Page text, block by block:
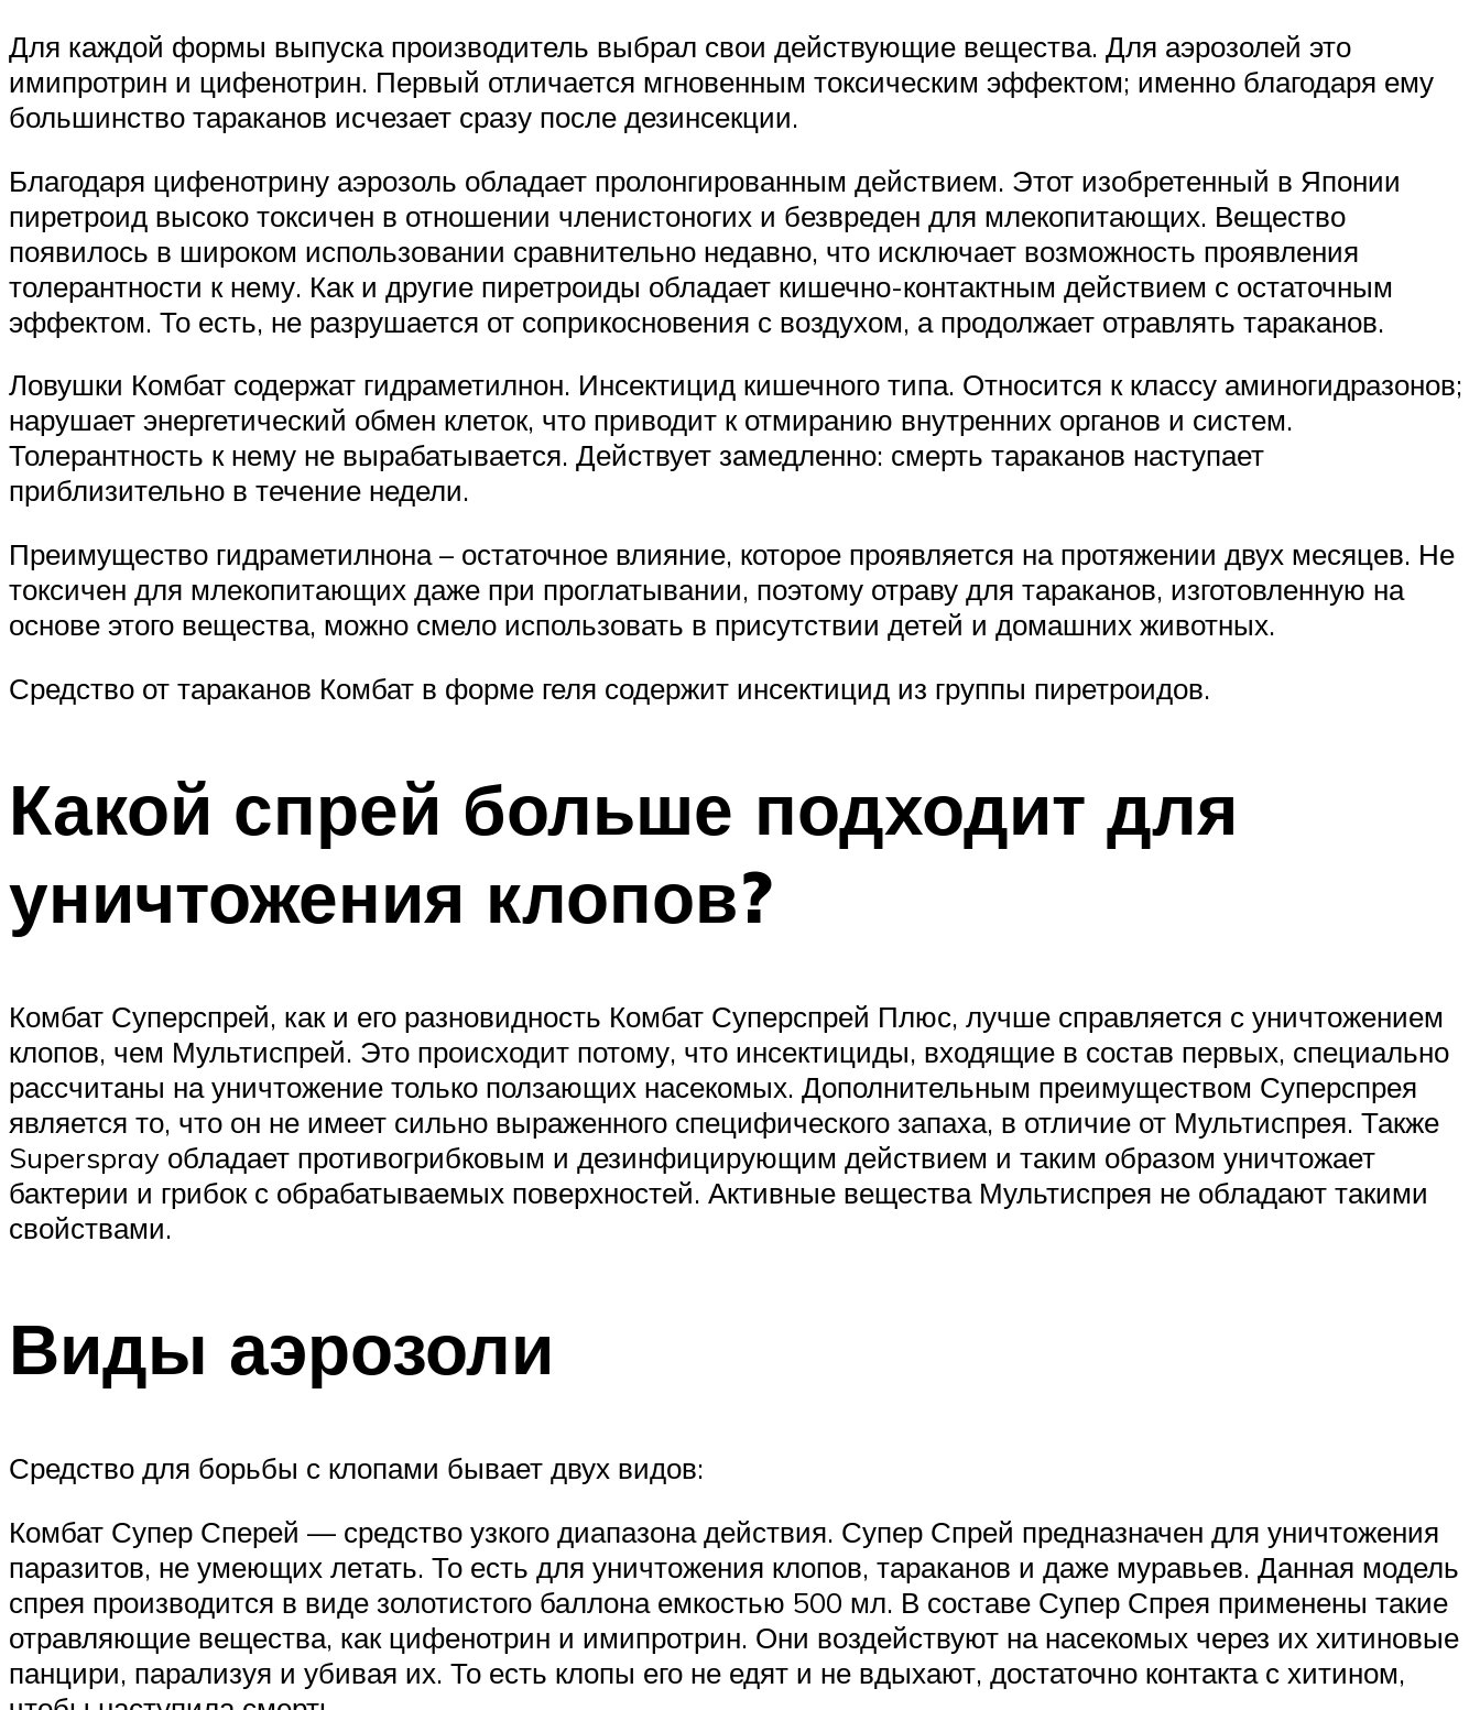
Для каждой формы выпуска производитель выбрал свои действующие вещества. Для аэрозолей это
имипротрин и цифенотрин. Первый отличается мгновенным токсическим эффектом; именно благодаря ему
большинство тараканов исчезает сразу после дезинсекции.
Благодаря цифенотрину аэрозоль обладает пролонгированным действием. Этот изобретенный в Японии
пиретроид высоко токсичен в отношении членистоногих и безвреден для млекопитающих. Вещество
появилось в широком использовании сравнительно недавно, что исключает возможность проявления
толерантности к нему. Как и другие пиретроиды обладает кишечно-контактным действием с остаточным
эффектом. То есть, не разрушается от соприкосновения с воздухом, а продолжает отравлять тараканов.
Ловушки Комбат содержат гидраметилнон. Инсектицид кишечного типа. Относится к классу аминогидразонов;
нарушает энергетический обмен клеток, что приводит к отмиранию внутренних органов и систем.
Толерантность к нему не вырабатывается. Действует замедленно: смерть тараканов наступает
приблизительно в течение недели.
Преимущество гидраметилнона – остаточное влияние, которое проявляется на протяжении двух месяцев. Не
токсичен для млекопитающих даже при проглатывании, поэтому отраву для тараканов, изготовленную на
основе этого вещества, можно смело использовать в присутствии детей и домашних животных.
Средство от тараканов Комбат в форме геля содержит инсектицид из группы пиретроидов.
Какой спрей больше подходит для
уничтожения клопов?
Комбат Суперспрей, как и его разновидность Комбат Суперспрей Плюс, лучше справляется с уничтожением
клопов, чем Мультиспрей. Это происходит потому, что инсектициды, входящие в состав первых, специально
рассчитаны на уничтожение только ползающих насекомых. Дополнительным преимуществом Суперспрея
является то, что он не имеет сильно выраженного специфического запаха, в отличие от Мультиспрея. Также
Superspray обладает противогрибковым и дезинфицирующим действием и таким образом уничтожает
бактерии и грибок с обрабатываемых поверхностей. Активные вещества Мультиспрея не обладают такими
свойствами.
Виды аэрозоли
Средство для борьбы с клопами бывает двух видов:
Комбат Супер Сперей — средство узкого диапазона действия. Супер Спрей предназначен для уничтожения
паразитов, не умеющих летать. То есть для уничтожения клопов, тараканов и даже муравьев. Данная модель
спрея производится в виде золотистого баллона емкостью 500 мл. В составе Супер Спрея применены такие
отравляющие вещества, как цифенотрин и имипротрин. Они воздействуют на насекомых через их хитиновые
панцири, парализуя и убивая их. То есть клопы его не едят и не вдыхают, достаточно контакта с хитином,